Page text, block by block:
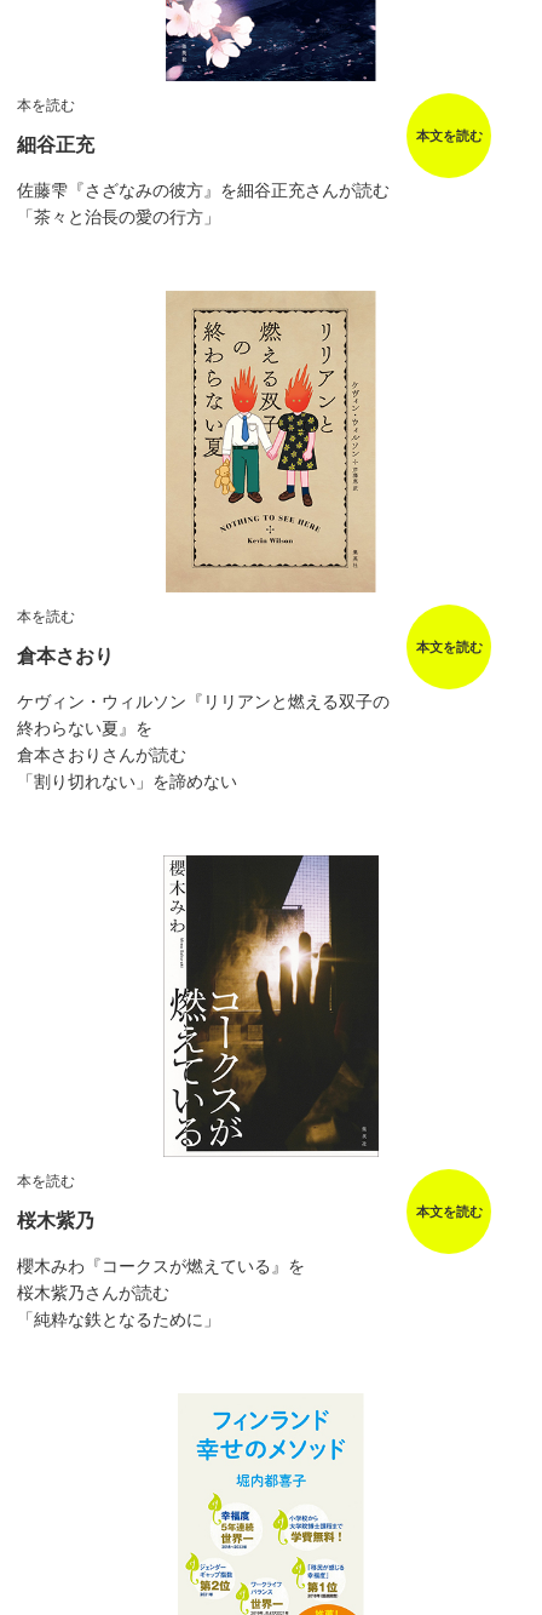
本を読む
細谷正充
佐藤雫『さざなみの彼方』を細谷正充さんが読む
「茶々と治長の愛の行方」
本文を読む
本を読む
倉本さおり
ケヴィン・ウィルソン『リリアンと燃える双子の
終わらない夏』を
倉本さおりさんが読む
「割り切れない」を諦めない
本文を読む
本を読む
桜木紫乃
櫻木みわ『コークスが燃えている』を
桜木紫乃さんが読む
「純粋な鉄となるために」
本文を読む